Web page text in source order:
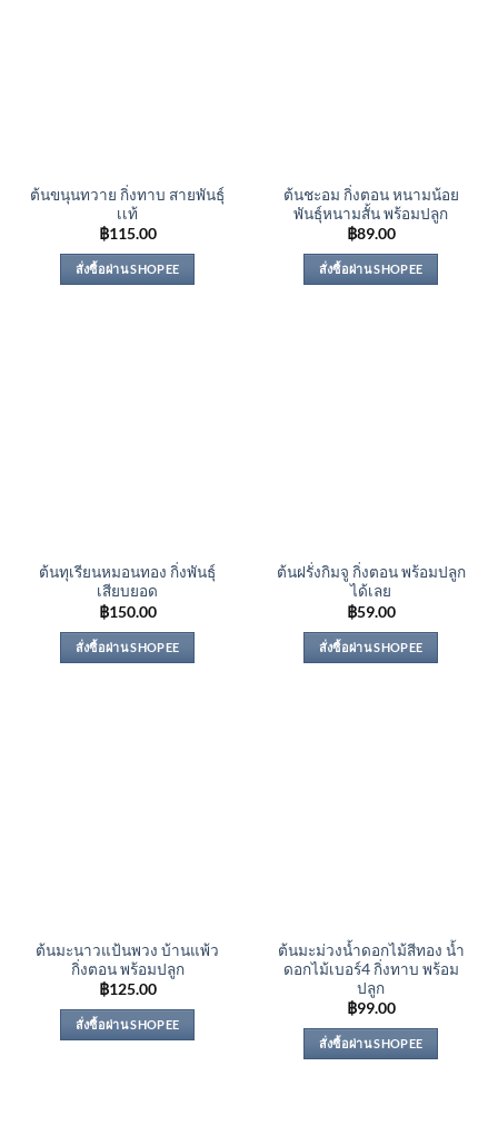
ต้นขนุนทวาย กิ่งทาบ สายพันธุ์
เเท้
฿115.00
สั่งซื้อผ่าน SHOPEE
ต้นชะอม กิ่งตอน หนามน้อย
พันธุ์หนามสั้น พร้อมปลูก
฿89.00
สั่งซื้อผ่าน SHOPEE
ต้นทุเรียนหมอนทอง กิ่งพันธุ์
เสียบยอด
฿150.00
สั่งซื้อผ่าน SHOPEE
ต้นฝรั่งกิมจู กิ่งตอน พร้อมปลูก
ได้เลย
฿59.00
สั่งซื้อผ่าน SHOPEE
ต้นมะนาวแป้นพวง บ้านแพ้ว
กิ่งตอน พร้อมปลูก
฿125.00
สั่งซื้อผ่าน SHOPEE
ต้นมะม่วงน้ำดอกไม้สีทอง น้ำ
ดอกไม้เบอร์4 กิ่งทาบ พร้อม
ปลูก
฿99.00
สั่งซื้อผ่าน SHOPEE